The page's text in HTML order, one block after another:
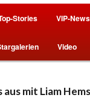
Stories VIP-News
Video
aus mit Liam